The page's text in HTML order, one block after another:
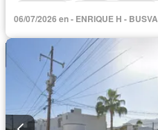
Caseta de vigilancia
Sin
06/07/2026 en - ENRIQUE H -